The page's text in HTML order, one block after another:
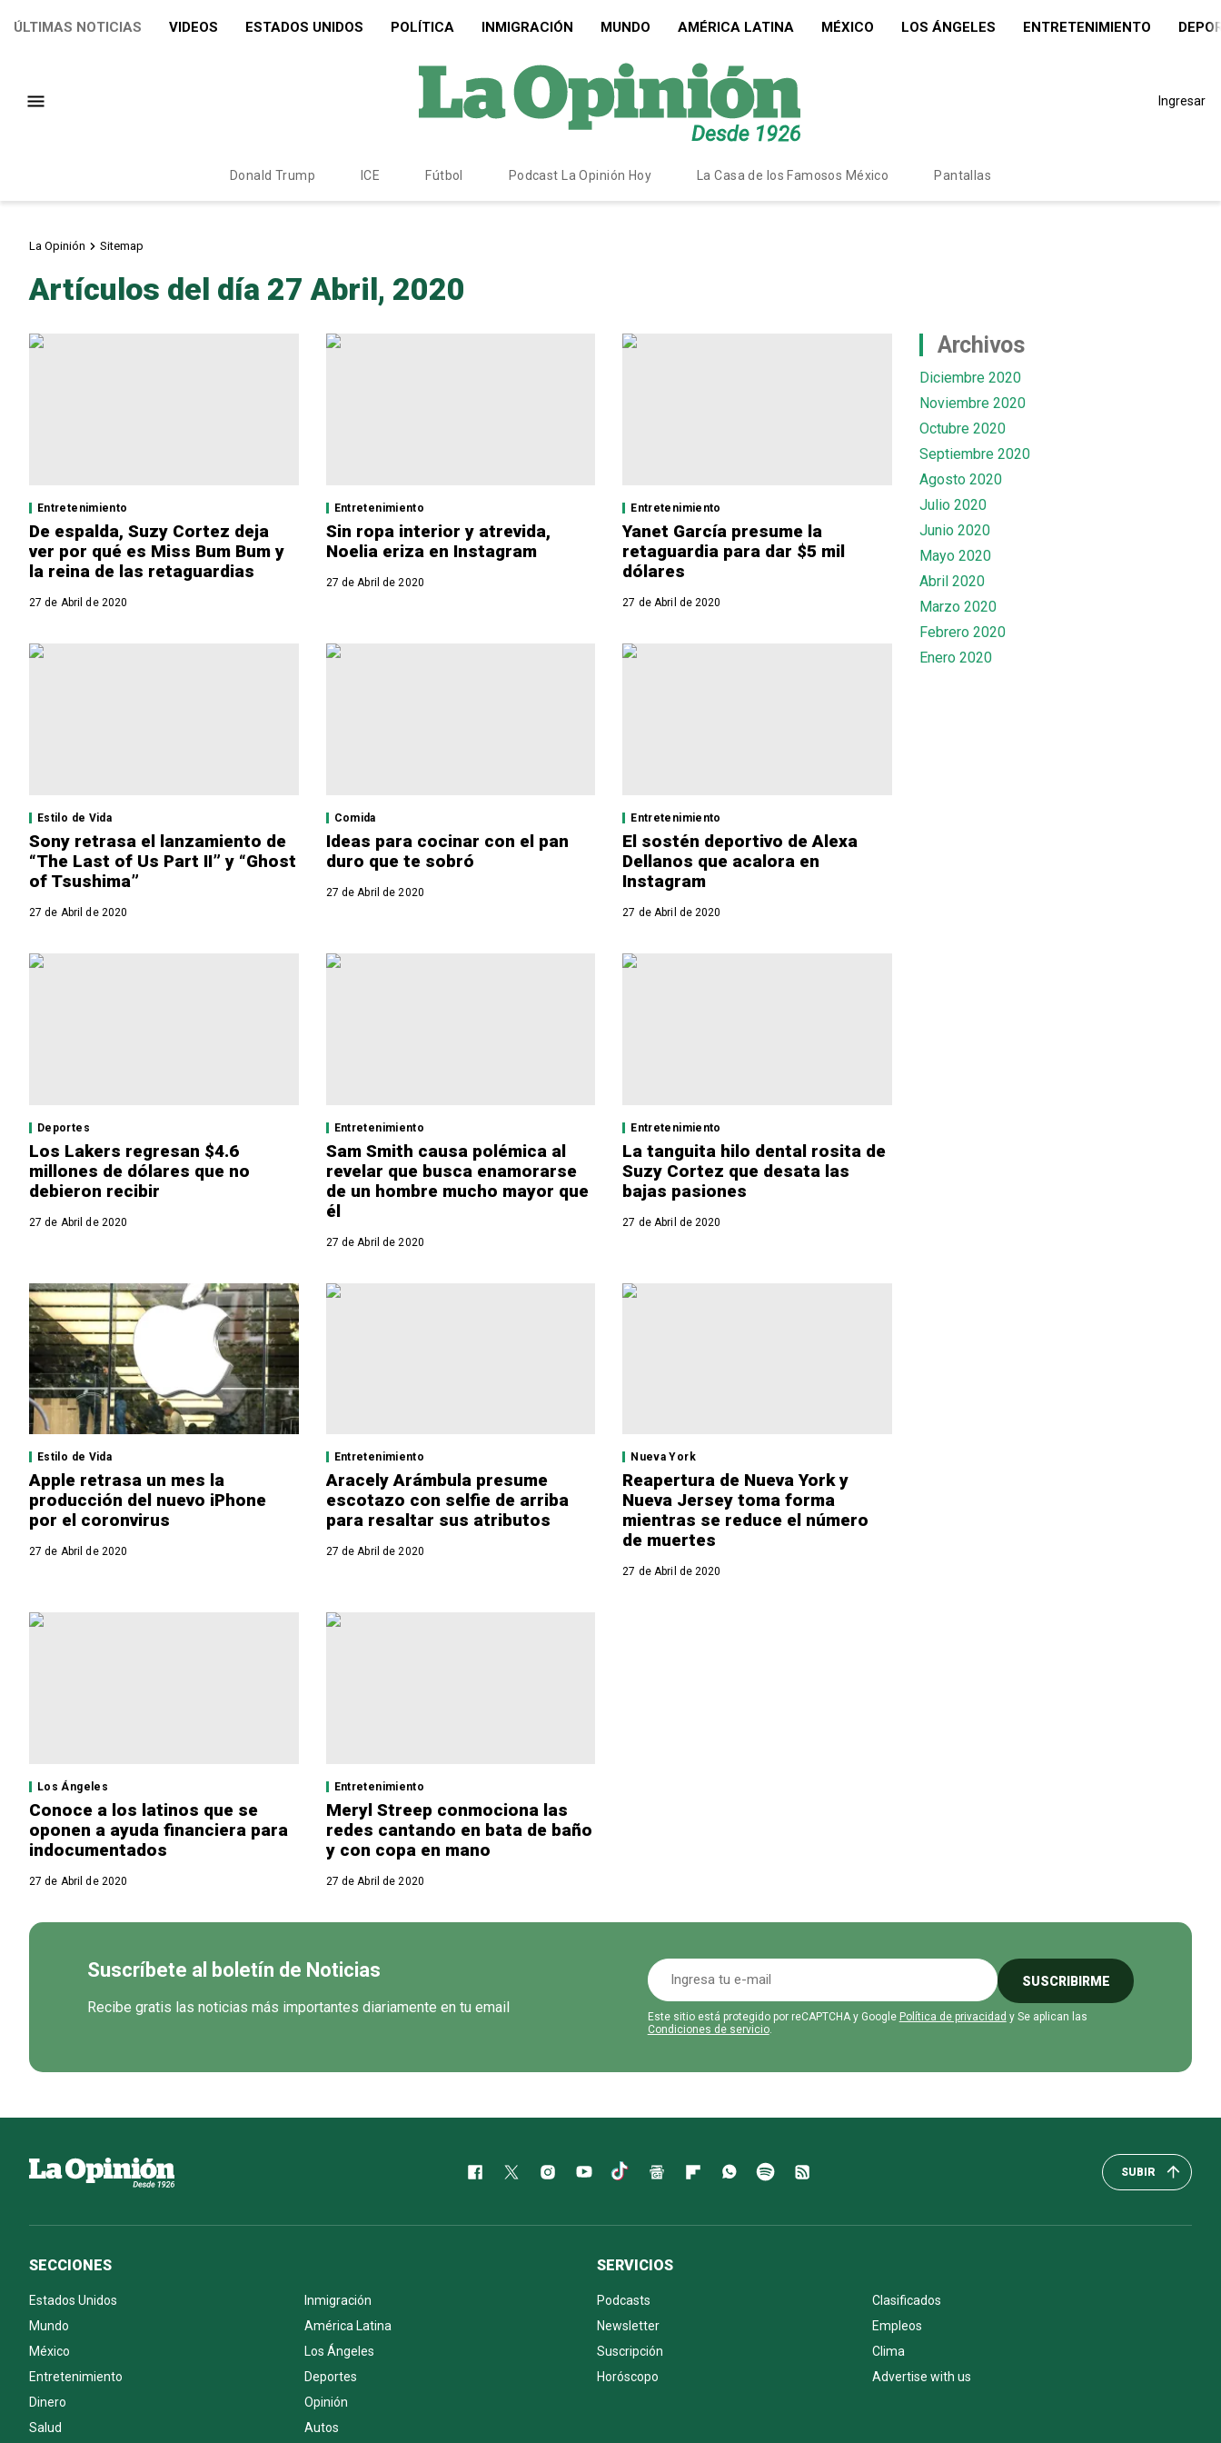
ÚLTIMAS NOTICIAS VIDEOS ESTADOS UNIDOS POLÍTICA INMIGRACIÓN MUNDO AMÉRICA LATINA MÉXICO LOS ÁNGELES ENTRETENIMIENTO
Ingresar
Donald Trump ICE Fútbol Podcast La Opinión Hoy La Casa de los Famosos México Pantallas
La Opinión Sitemap
Artículos del día 27 Abril, 2020
Entretenimiento
De espalda, Suzy Cortez deja
ver por qué es Miss Bum Bum y
la reina de las retaguardias
27 de Abril de 2020
Entretenimiento
Sin ropa interior y atrevida,
Noelia eriza en Instagram
27 de Abril de 2020
Entretenimiento
Yanet García presume la
retaguardia para dar $5 mil
dólares
27 de Abril de 2020
Estilo de Vida
Sony retrasa el lanzamiento de
“The Last of Us Part II” y “Ghost
of Tsushima”
27 de Abril de 2020
Comida
Ideas para cocinar con el pan
duro que te sobró
27 de Abril de 2020
Entretenimiento
El sostén deportivo de Alexa
Dellanos que acalora en
Instagram
27 de Abril de 2020
Deportes
Los Lakers regresan $4.6
millones de dólares que no
debieron recibir
27 de Abril de 2020
Entretenimiento
Sam Smith causa polémica al
revelar que busca enamorarse
de un hombre mucho mayor que
él
27 de Abril de 2020
Entretenimiento
La tanguita hilo dental rosita de
Suzy Cortez que desata las
bajas pasiones
27 de Abril de 2020
Estilo de Vida
Apple retrasa un mes la
producción del nuevo iPhone
por el coronvirus
27 de Abril de 2020
Entretenimiento
Aracely Arámbula presume
escotazo con selfie de arriba
para resaltar sus atributos
27 de Abril de 2020
Nueva York
Reapertura de Nueva York y
Nueva Jersey toma forma
mientras se reduce el número
de muertes
27 de Abril de 2020
Los Ángeles
Conoce a los latinos que se
oponen a ayuda financiera para
indocumentados
27 de Abril de 2020
Entretenimiento
Meryl Streep conmociona las
redes cantando en bata de baño
y con copa en mano
27 de Abril de 2020
Archivos
Diciembre 2020
Noviembre 2020
Octubre 2020
Septiembre 2020
Agosto 2020
Julio 2020
Junio 2020
Mayo 2020
Abril 2020
Marzo 2020
Febrero 2020
Enero 2020
Suscríbete al boletín de Noticias
Recibe gratis las noticias más importantes diariamente en tu email
SUSCRIBIRME
Este sitio está protegido por reCAPTCHA y Google Política de privacidad y Se aplican las
Condiciones de servicio.
SUBIR
SECCIONES
Estados Unidos
Inmigración
Mundo
América Latina
México
Los Ángeles
Entretenimiento
Deportes
Dinero
Opinión
Salud
Autos
SERVICIOS
Podcasts
Clasificados
Newsletter
Empleos
Suscripción
Clima
Horóscopo
Advertise with us